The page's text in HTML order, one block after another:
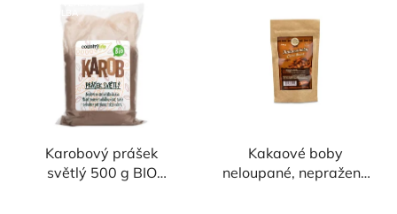
VOLBA
Karobový prášek
světlý 500 g BIO
Kakaové boby
neloupané, nepražené